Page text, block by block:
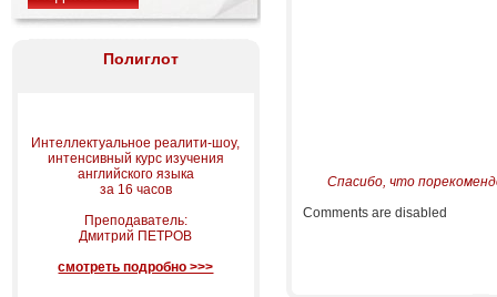
Полиглот
Интеллектуальное реалити-шоу,
интенсивный курс изучения
английского языка
за 16 часов
Преподаватель:
Дмитрий ПЕТРОВ
смотреть подробно >>>
Спасибо, что
Comments are disabled